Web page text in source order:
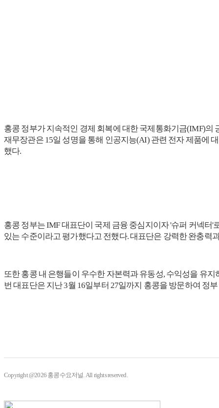
홍콩 정부가 지속적인 경제 회복에 대한 국제통화기금(IMF)의
재무장관은 15일 성명을 통해 인공지능(AI) 관련 전자 제품에
했다.
홍콩 정부는 IMF 대표단이 국제 금융 중심지이자 '슈퍼 커넥터
있는 수준이라고 평가했다고 전했다. 대표단은 강력한 완충력
또한 홍콩 내 은행들이 우수한 자본력과 유동성, 수익성을 유
번 대표단은 지난 3월 16일부터 27일까지 홍콩을 방문하여 정
Copyright @2026 홍콩수요저널. All rights reserved.